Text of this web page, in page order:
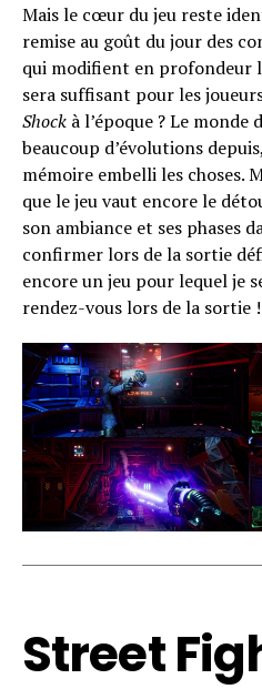
Mais le cœur du jeu reste
remise au goût du jour des
qui modifient en profondeur
sera suffisant pour les
Shock à l’époque ? Le monde
beaucoup d’évolutions
mémoire embelli les choses.
que le jeu vaut encore le
son ambiance et ses phases
confirmer lors de la sortie
encore un jeu pour lequel je
rendez-vous lors de la sortie !
Street
Flipboard
Reddit
Pinterest
Whatsapp
Email